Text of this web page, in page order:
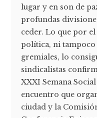
lugar y en son de
profundas
ceder. Lo que por
política, ni tampoco
gremiales, lo
sindicalistas
XXXI Semana
encuentro que
ciudad y la